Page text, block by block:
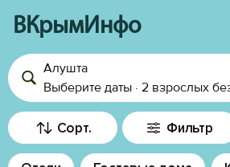
ВКрымИнфо
Войти
Избранное
История просмотра
Алушта
Выберите даты · 2 взрослых
Сорт. Фильтр